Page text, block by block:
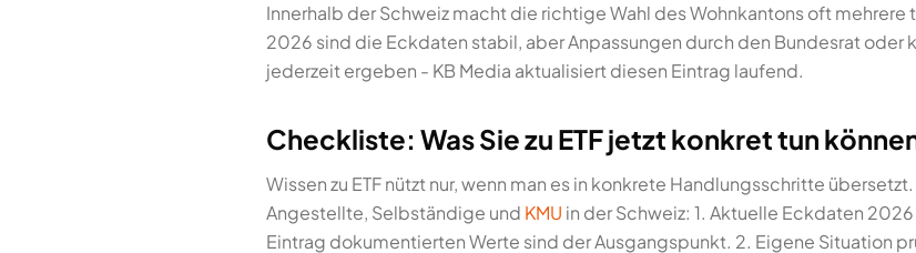
Innerhalb der Schweiz macht die richtige Wahl des Wohnkantons oft mehrere
2026 sind die Eckdaten stabil, aber Anpassungen durch den Bundesrat oder
jederzeit ergeben - KB Media aktualisiert diesen Eintrag laufend.
Checkliste: Was Sie zu ETF jetzt konkret tun
Wissen zu ETF nützt nur, wenn man es in konkrete Handlungsschritte
Angestellte, Selbständige und KMU in der Schweiz: 1. Aktuelle Eckdaten
Eintrag dokumentierten Werte sind der Ausgangspunkt. 2. Eigene Situation